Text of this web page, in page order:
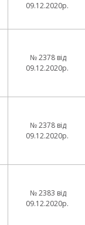
09.12.2020р.
№ 2378 від
09.12.2020р.
№ 2378 від
09.12.2020р.
№ 2383 від
09.12.2020р.